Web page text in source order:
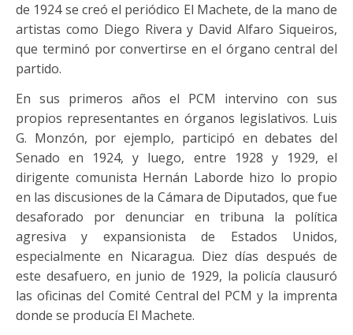
de 1924 se creó el periódico El Machete, de la mano de
artistas como Diego Rivera y David Alfaro Siqueiros,
que terminó por convertirse en el órgano central del
partido.
En sus primeros años el PCM intervino con sus
propios representantes en órganos legislativos. Luis
G. Monzón, por ejemplo, participó en debates del
Senado en 1924, y luego, entre 1928 y 1929, el
dirigente comunista Hernán Laborde hizo lo propio
en las discusiones de la Cámara de Diputados, que fue
desaforado por denunciar en tribuna la política
agresiva y expansionista de Estados Unidos,
especialmente en Nicaragua. Diez días después de
este desafuero, en junio de 1929, la policía clausuró
las oficinas del Comité Central del PCM y la imprenta
donde se producía El Machete.